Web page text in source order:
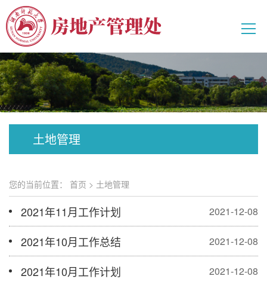
土地管理
您的当前位置： 首页 > 土地管理
2021-12-08
2021年11月工作计划
2021-12-08
2021年10月工作总结
2021-12-08
2021年10月工作计划